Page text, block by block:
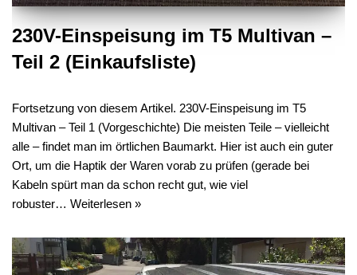
230V-Einspeisung im T5 Multivan –
Teil 2 (Einkaufsliste)
Fortsetzung von diesem Artikel. 230V-Einspeisung im T5
Multivan – Teil 1 (Vorgeschichte) Die meisten Teile – vielleicht
alle – findet man im örtlichen Baumarkt. Hier ist auch ein guter
Ort, um die Haptik der Waren vorab zu prüfen (gerade bei
Kabeln spürt man da schon recht gut, wie viel
robuster… Weiterlesen »